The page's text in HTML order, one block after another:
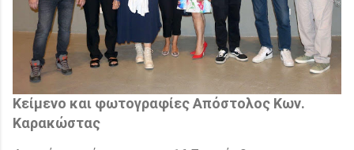
Κείμενο και φωτογραφίες Απόστολος Κων.
Καρακώστας